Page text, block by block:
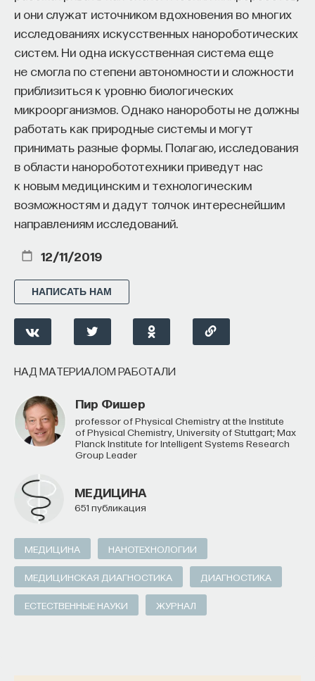
и они служат источником вдохновения во многих
исследованиях искусственных нанороботических
систем. Ни одна искусственная система еще
не смогла по степени автономности и сложности
приблизиться к уровню биологических
микроорганизмов. Однако нанороботы не должны
работать как природные системы и могут
принимать разные формы. Полагаю, исследования
в области наноробототехники приведут нас
к новым медицинским и технологическим
возможностям и дадут толчок интереснейшим
направлениям исследований.
12/11/2019
НАПИСАТЬ НАМ
НАД МАТЕРИАЛОМ РАБОТАЛИ
Пир Фишер
Professor of Physical Chemistry at the Institute
of Physical Chemistry, University of Stuttgart; Max
Planck Institute for Intelligent Systems Research
Group Leader
МЕДИЦИНА
651 публикация
МЕДИЦИНА НАНОТЕХНОЛОГИИ
МЕДИЦИНСКАЯ ДИАГНОСТИКА ДИАГНОСТИКА
ЕСТЕСТВЕННЫЕ НАУКИ ЖУРНАЛ